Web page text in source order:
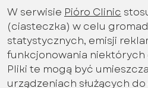
Bądź na bieżąco z
promocjami
Imię i nazwisko
W serwisie Pióro Clinic
(ciasteczka) w celu
statystycznych, emisji
funkcjonowania
Pliki te mogą być
urządzeniach służących